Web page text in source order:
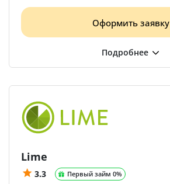
Оформить заявку
Lime
3.3 Первый займ 0%